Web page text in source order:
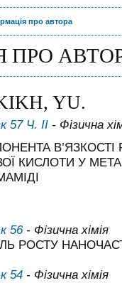
про автора
ПРО
YU.
57 Ч. ІІ - Фізична
КИСЛОТИ У
56- Фізична хімія
РОСТУ
54 - Фізична хімія